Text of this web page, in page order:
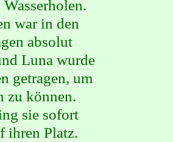
war in den
absolut
Luna wurde
getragen, um
zu können.
sie sofort
ihren Platz.